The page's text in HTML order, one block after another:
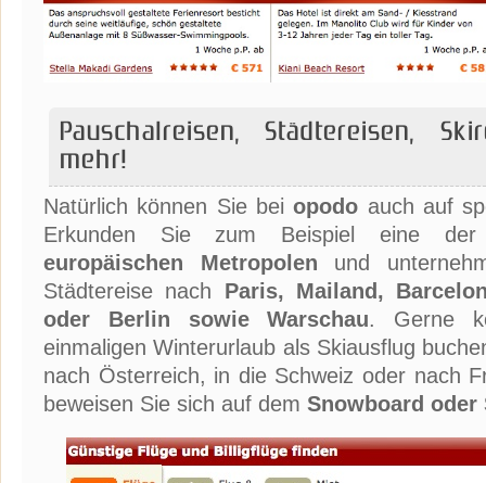
Pauschalreisen, Städtereisen,
mehr!
Natürlich können Sie beiopodo auch auf
Erkunden Sie zum Beispiel eine
europäischen Metropolen und
Städtereise nach Paris, Mailand,
oder Berlin sowie Warschau. Gerne
einmaligen Winterurlaub als Skiausflug
nach Österreich, in die Schweiz oder nach
beweisen Sie sich auf dem Snowboard oder